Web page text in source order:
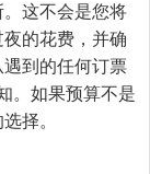
这不会是您将
的花费，并确
到的任何订票
。如果预算不是
择。